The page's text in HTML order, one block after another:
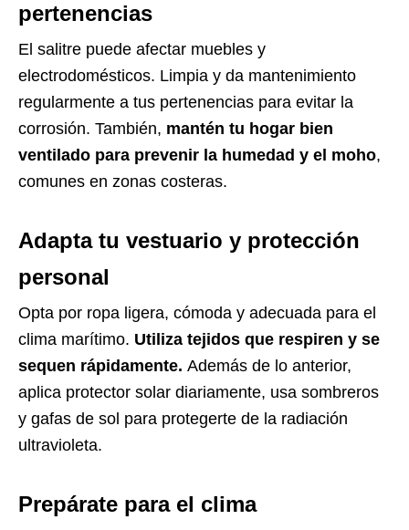
pertenencias
El salitre puede afectar muebles y
electrodomésticos. Limpia y da mantenimiento
regularmente a tus pertenencias para evitar la
corrosión. También, mantén tu hogar bien
ventilado para prevenir la humedad y el moho,
comunes en zonas costeras.
Adapta tu vestuario y protección
personal
Opta por ropa ligera, cómoda y adecuada para el
clima marítimo. Utiliza tejidos que respiren y se
sequen rápidamente. Además de lo anterior,
aplica protector solar diariamente, usa sombreros
y gafas de sol para protegerte de la radiación
ultravioleta.
Prepárate para el clima